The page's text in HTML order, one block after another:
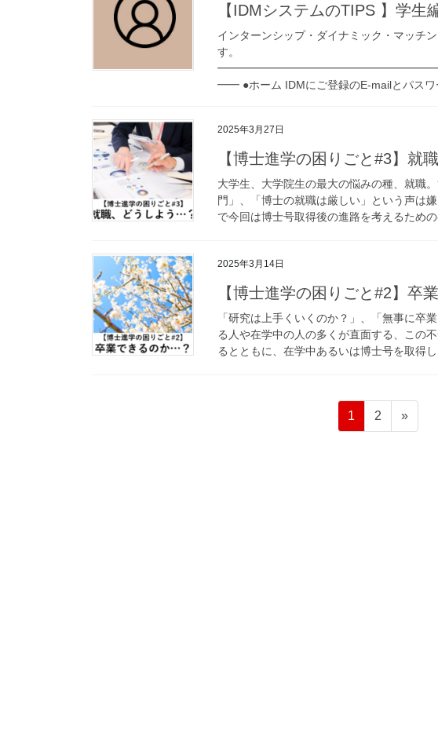
【IDMシステムのTIPS 】学生
インターンシップ・ダイナミック・マッチ
す。
━━ ●ホーム IDMにご登録のE-mailとパス
2025年3月27日
【博士進学の困りごと#3】就
大学生、大学院生の最大の悩みの種、就職
門」、「博士の就職は厳しい」という声は
で今回は博士号取得後の進路を考えるため
2025年3月14日
【博士進学の困りごと#2】卒
「研究は上手くいくのか？」、「無事に卒
る人や在学中の人の多くが直面する、この
るとともに、在学中あるいは博士号を取得
固
定
1
固
定
2 »